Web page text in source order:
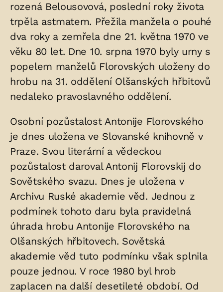
rozená Belousovová, poslední roky života
trpěla astmatem. Přežila manžela o pouhé
dva roky a zemřela dne 21. května 1970 ve
věku 80 let. Dne 10. srpna 1970 byly urny s
popelem manželů Florovských uloženy do
hrobu na 31. oddělení Olšanských hřbitovů
nedaleko pravoslavného oddělení.
Osobní pozůstalost Antonije Florovského
je dnes uložena ve Slovanské knihovně v
Praze. Svou literární a vědeckou
pozůstalost daroval Antonij Florovskij do
Sovětského svazu. Dnes je uložena v
Archivu Ruské akademie věd. Jednou z
podmínek tohoto daru byla pravidelná
úhrada hrobu Antonije Florovského na
Olšanských hřbitovech. Sovětská
akademie věd tuto podmínku však splnila
pouze jednou. V roce 1980 byl hrob
zaplacen na další desetileté období. Od